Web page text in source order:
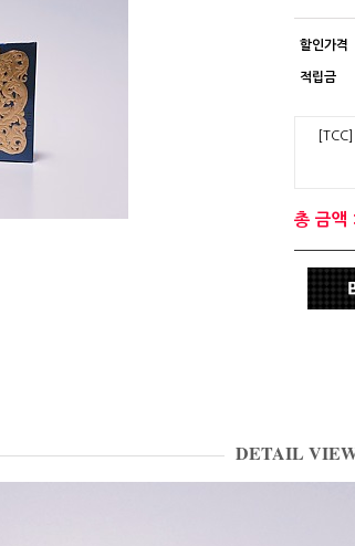
할인가격
적립금
총 금액
DETAIL